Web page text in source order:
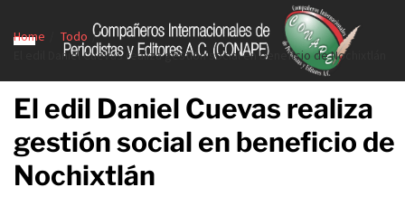
Home
Todo
El edil Daniel Cuevas realiza gestión social en beneficio de Nochixtlán
El edil Daniel Cuevas realiza
gestión social en beneficio de
Nochixtlán